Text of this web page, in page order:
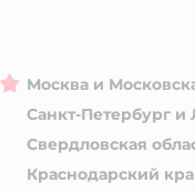
Москва и
Санкт-Петербург и
Свердловская
Краснодарский